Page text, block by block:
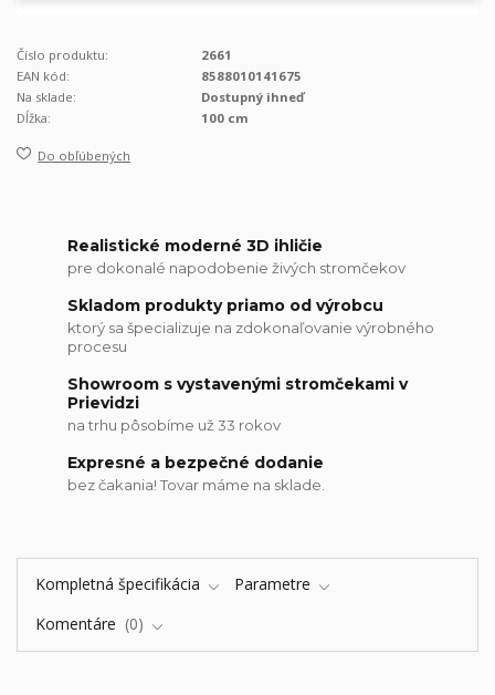
Číslo produktu:
2661
EAN kód:
8588010141675
Na sklade:
Dostupný ihneď
Dĺžka:
100 cm
Do obľúbených
Realistické moderné 3D ihličie
pre dokonalé napodobenie živých stromčekov
Skladom produkty priamo od výrobcu
ktorý sa špecializuje na zdokonaľovanie výrobného
procesu
Showroom s vystavenými stromčekami v
Prievidzi
na trhu pôsobíme už 33 rokov
Expresné a bezpečné dodanie
bez čakania! Tovar máme na sklade.
Kompletná špecifikácia
Parametre
Komentáre
0